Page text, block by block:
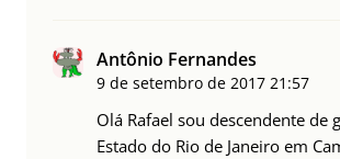
Antônio Fernandes
9 de setembro de 2017 21:57
Olá Rafael sou descendente
Estado do Rio de Janeiro em